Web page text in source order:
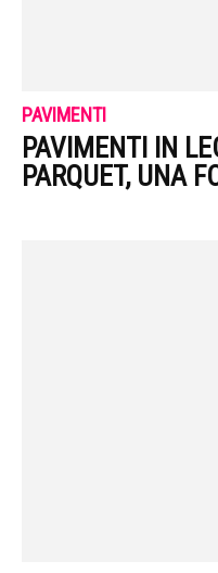
PAVIMENTI
PAVIMENTI IN
PARQUET, UNA